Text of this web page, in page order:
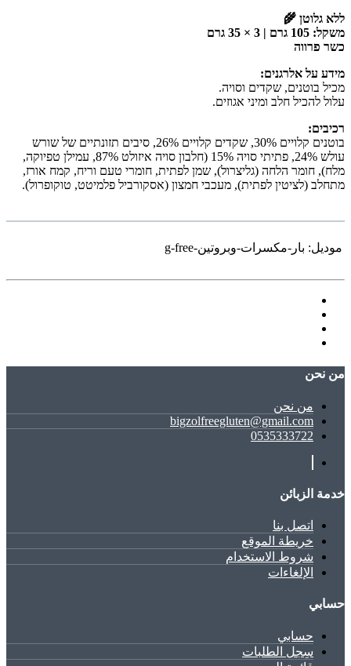
ללא גלוטן 🌾
משקל: 105 גרם | 3 × 35 גרם
כשר פרווה
מידע על אלרגנים:
מכיל בוטנים, שקדים וסויה.
עלול להכיל חלב ומיני אגוזים.
רכיבים:
בוטנים קלויים 30%, שקדים קלויים 26%, סיבים תזונתיים של שורש
עולש 24%, פתיתי סויה 15% (חלבון סויה איזולט 87%, עמילן טפיוקה,
מלח), חומר הלחה (גליצרול), שמן לפתית, חומרי טעם וריח, קמח אורז,
מתחלב (לציטין לפתית), מעכבי חמצון (אסקורביל פלמיטט, טוקופרול).
موديل: بار-مكسرات-وبروتين-g-free
ﻣﻦ ﻧﺤﻦ
ﻣﻦ ﻧﺤﻦ
bigzolfreegluten@gmail.com
0535333722
خدمة الزبائن
اتصل بنا
خريطة الموقع
شروط الاستخدام
الإلغاءات
حسابي
حسابي
سِجل الطلبات